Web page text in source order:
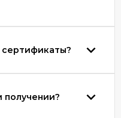
сертификаты?
получении?